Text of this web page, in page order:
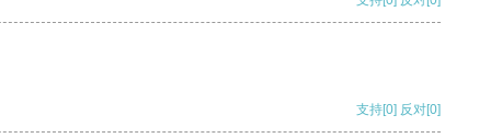
支持[0] 反对[0]